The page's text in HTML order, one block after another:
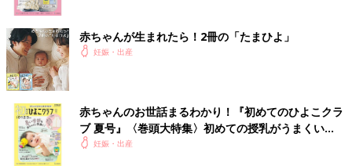
さ*****さん
妊娠して食生活気をつけてる人たくさんいるけど…あたしほんと
に何も変わらず食べたいものしか食べてない🙄野菜たべた？って
日もあるし、ラーメンも甘いものも食べまくってる。本当に大丈
夫なんだろうか😅.....
＜続きはアプリから＞
赤ちゃんが生まれたら！2冊の「たまひよ」
妊娠・出産
赤ちゃんのお世話まるわかり！『初めてのひよこクラ
ブ 夏号』〈巻頭大特集〉初めての授乳がうまくい
く！ おっぱい・ミルクの基本と夏のトラブル 解決テ
妊娠・出産